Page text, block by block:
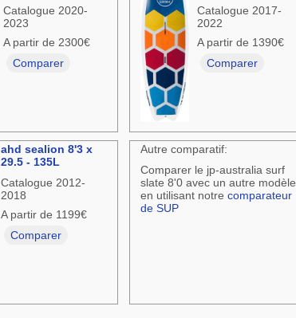
Catalogue 2020-
2023
A partir de 2300€
Comparer
Catalogue 2017-
2022
A partir de 1390€
Comparer
ahd sealion 8'3 x
29.5 - 135L
Catalogue 2012-
2018
A partir de 1199€
Comparer
Autre comparatif:
Comparer le jp-australia surf
slate 8'0 avec un autre modèle
en utilisant notrecomparateur
de SUP